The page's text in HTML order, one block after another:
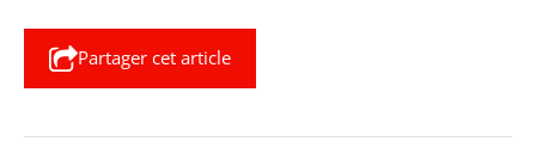
Partager cet article